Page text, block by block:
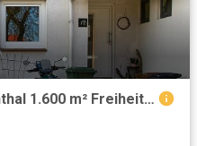
Ihre private Oase im Rosenthal 1.600 m² Freiheit & Wohngemütlichkeit in Raisdorf